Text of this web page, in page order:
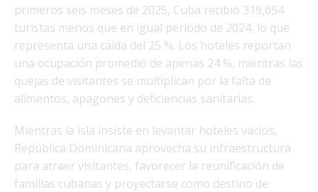
primeros seis meses de 2025, Cuba recibió 319,654
turistas menos que en igual período de 2024, lo que
representa una caída del 25 %. Los hoteles reportan
una ocupación promedio de apenas 24 %, mientras las
quejas de visitantes se multiplican por la falta de
alimentos, apagones y deficiencias sanitarias.
Mientras la isla insiste en levantar hoteles vacíos,
República Dominicana aprovecha su infraestructura
para atraer visitantes, favorecer la reunificación de
familias cubanas y proyectarse como destino de